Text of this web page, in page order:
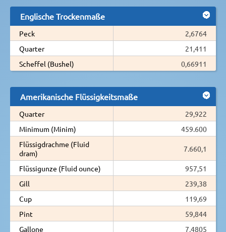
Englische Trockenmaße
Peck
2,6764
Quarter
21,411
Scheffel (Bushel)
0,66911
Amerikanische Flüssigkeitsmaße
Quarter
29,922
Minimum (Minim)
459.600
Flüssigdrachme (Fluid
dram)
7.660,1
Flüssigunze (Fluid ounce)
957,51
Gill
239,38
Cup
119,69
Pint
59,844
Gallone
7,4805